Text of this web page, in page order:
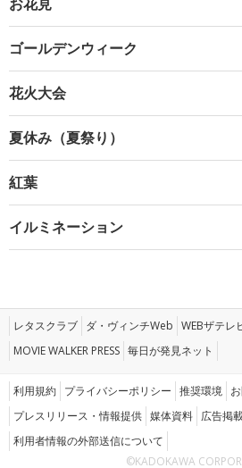
ゴールデンウィーク
花火大会
夏休み（夏祭り）
紅葉
イルミネーション
レタスクラブ ダ・ヴィンチWeb WEBザテレ
MOVIE WALKER PRESS 毎日が発見ネット
利用規約 プライバシーポリシー 推奨環境
プレスリリース・情報提供 媒体資料 広告掲
利用者情報の外部送信について
©KADOKAWA